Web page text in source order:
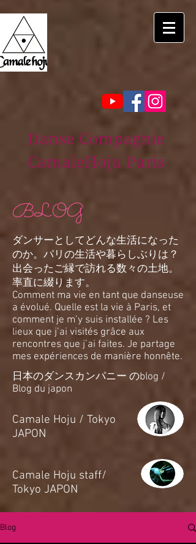
Danse Compagnie
CamaleHoju Paris
BLOG
ダンサーとしてどんな生活になった
のか。パリの生活や暮らしぶりは？
出会ったご縁で訪れる数々の土地。
率直に綴ります。
Comment ma vie en tant que danseuse
a évolué. Quelle est la vie à Paris, et
comment je m’y suis installée ? Les
lieux que j’ai visités grâce aux
rencontres que j’ai faites. Je partage
mes expériences de manière honnête.
日本のダンスカンパニー のblog /
Blog du japon
​Camale Hoju / Tokyo
JAPON
​Camale Hoju staff/
Tokyo JAPON
Blog